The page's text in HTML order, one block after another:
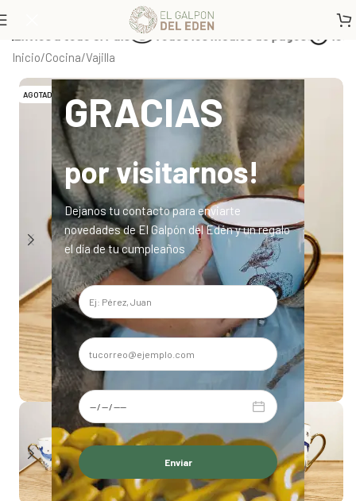
GRACIAS
por visitarnos!
Dejanos tu contacto para enviarte
novedades de El Galpón del Edén y un regalo
el día de tu cumpleaños
Alternative:
Todos los medios de pagos
Inicio/Cocina/Vajilla
AGOTADO